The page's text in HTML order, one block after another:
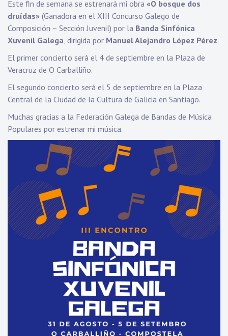
Este fin de semana se estrenará mi obra «O bosque dos
druídas» (Ganadora en el XIII Concurso Galego de
Composición – Sección Juvenil) por la Banda Sinfónica
Xuvenil Galega, dirigida por Manuel Alejandro López Pérez.
El primer concierto será el 4 de septiembre en la Plaza de
Veracruz de O Carballiño.
El segundo concierto será el 5 de septiembre en la Plaza
Central de la Ciudad de la Cultura de Galicia en Santiago.
Muchas gracias a la Federación Galega de Bandas de Música
Populares por estrenar mi música.